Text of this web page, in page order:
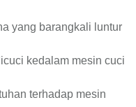
yang barangkali luntur
kedalam mesin cuci
terhadap mesin